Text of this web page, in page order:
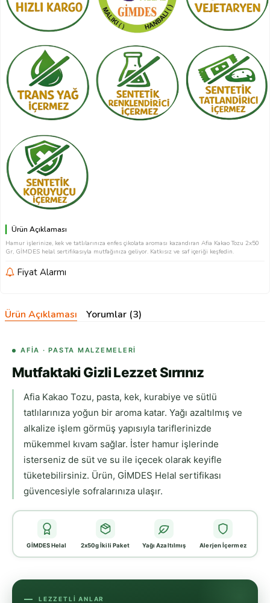
Ürün Açıklaması
Hamur işlerinize, kek ve tatlılarınıza enfes çikolata aroması kazandıran Afia Kakao Tozu 2x50
Gr, GİMDES helal sertifikasıyla mutfağınıza geliyor. Katkısız ve saf içeriği keşfedin.
Fiyat Alarmı
Ürün Açıklaması Yorumlar (3)
AFIA · PASTA MALZEMELERI
Mutfaktaki Gizli Lezzet Sırrınız
Afia Kakao Tozu, pasta, kek, kurabiye ve sütlü
tatlılarınıza yoğun bir aroma katar. Yağı azaltılmış ve
alkalize işlem görmüş yapısıyla tariflerinizde
mükemmel kıvam sağlar. İster hamur işlerinde
isterseniz de süt ve su ile içecek olarak keyifle
tüketebilirsiniz. Ürün, GİMDES Helal sertifikası
güvencesiyle sofralarınıza ulaşır.
GİMDES Helal 2x50g İkili Paket Yağı Azaltılmış Alerjen İçermez
LEZZETLI ANLAR